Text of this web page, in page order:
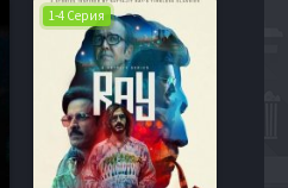
1-4 Серия